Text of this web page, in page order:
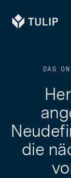
Tulip
DAS
die